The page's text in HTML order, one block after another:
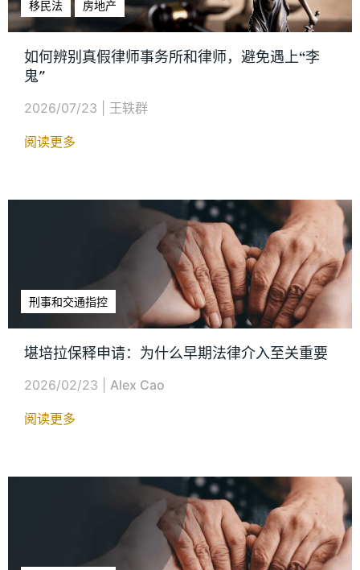
移民法 房地产
如何辨别真假律师事务所和律师，避免遇上“李
鬼"
2026/07/23 王轶群
阅读更多
刑事和交通指控
堪培拉保释申请：为什么早期法律介入至关重要
2026/02/23 Alex Cao
阅读更多